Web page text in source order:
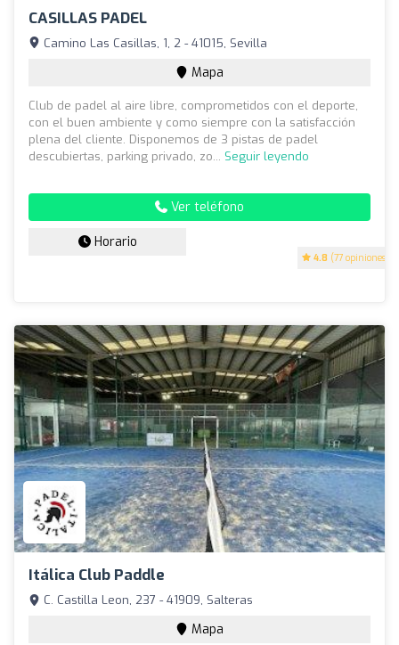
CASILLAS PADEL
4.8 (77 opiniones)
Camino Las Casillas, 1, 2 - 41015, Sevilla
Mapa
Club de padel al aire libre, comprometidos con el deporte,
con el buen ambiente y como siempre con la satisfacción
plena del cliente. Disponemos de 3 pistas de padel
descubiertas, parking privado, zo... Seguir leyendo
Ver teléfono
Horario
Itálica Club Paddle
C. Castilla Leon, 237 - 41909, Salteras
Mapa